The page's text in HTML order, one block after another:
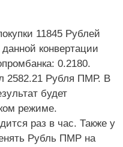
11845 Рублей
конвертации
0.2180.
2582.21 Рубля ПМР. В
будет
режиме.
раз в час. Также у
Рубль ПМР на